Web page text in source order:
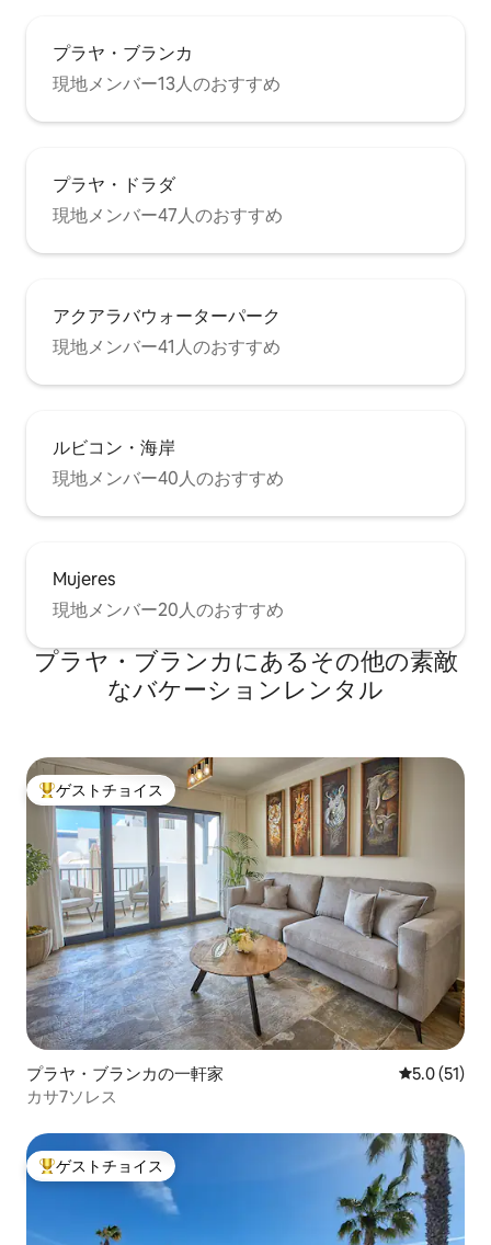
プラヤ・ブランカ
現地メンバー13人のおすすめ
プラヤ・ドラダ
現地メンバー47人のおすすめ
アクアラバウォーターパーク
現地メンバー41人のおすすめ
ルビコン・海岸
現地メンバー40人のおすすめ
Mujeres
現地メンバー20人のおすすめ
プラヤ・ブランカにあるその他の素敵
なバケーションレンタル
大好評のゲストチョイスです。
ゲストチョイス
プラヤ・ブランカの一軒家 レビュー51
5.0 (51)
カサ7ソレス
大好評のゲストチョイスです。
ゲストチョイス